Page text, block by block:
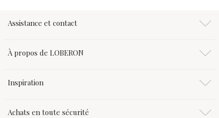
Assistance et contact
À propos de LOBERON
Inspiration
Achats en toute sécurité